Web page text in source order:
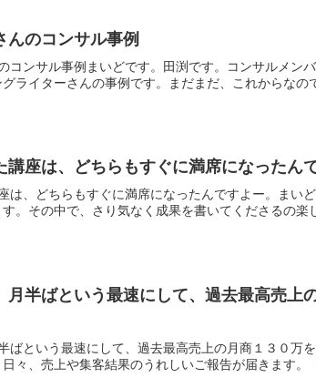
んのコンサル事例
ンサル事例まいどです。田渕です。コンサルメン
ライターさんの事例です。まだまだ、これからな
座は、どちらもすぐに満席になったん
、どちらもすぐに満席になったんですよー。まい
。その中で、さり気なく成果を書いてくださるの楽
月半ばという最速にして、過去最高売上
という最速にして、過去最高売上の月商１３０万
々、売上や集客結果のうれしいご報告が届きます。